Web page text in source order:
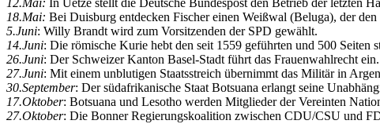
12.Mai: In Uetze stellt die Deutsche Bundespost den Betrieb der letzten
18.Mai: Bei Duisburg entdecken Fischer einen Weißwal (Beluga), der
5.Juni: Willy Brandt wird zum Vorsitzenden der SPD gewählt.
14.Juni: Die römische Kurie hebt den seit 1559 geführten und 500 Seiten
26.Juni: Der Schweizer Kanton Basel-Stadt führt das Frauenwahlrecht ein.
27.Juni: Mit einem unblutigen Staatsstreich übernimmt das Militär in
30.September: Der südafrikanische Staat Botsuana erlangt seine
17.Oktober: Botsuana und Lesotho werden Mitglieder der Vereinten
27.Oktober: Die Bonner Regierungskoalition zwischen CDU/CSU und